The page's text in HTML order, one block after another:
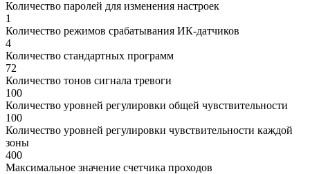
Количество паролей для изменения настроек
1
Количество режимов срабатывания ИК-датчиков
4
Количество стандартных программ
72
Количество тонов сигнала тревоги
100
Количество уровней регулировки общей чувствительности
100
Количество уровней регулировки чувствительности каждой
зоны
400
Максимальное значение счетчика проходов